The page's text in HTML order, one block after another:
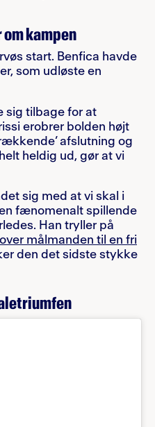
kampen
start. Benfica havde
som udløste en
sig tilbage for at
erobrer bolden højt
afslutning og
heldig ud, gør at vi
sig med at vi skal i
fænomenalt spillende
Han tryller på
målmanden til en fri
den det sidste stykke